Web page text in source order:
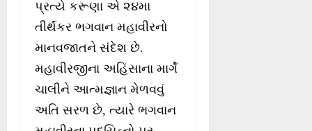
પ્રત્યે કરૂણા એ ૨૪મા
તીર્થંકર ભગવાન મહાવીરનો
માનવજાતને સંદેશ છે.
મહાવીરજીના અહિંસાના માર્ગે
ચાલીને આત્મજ્ઞાન મેળવવું
અતિ સરળ છે, ત્યારે ભગવાન